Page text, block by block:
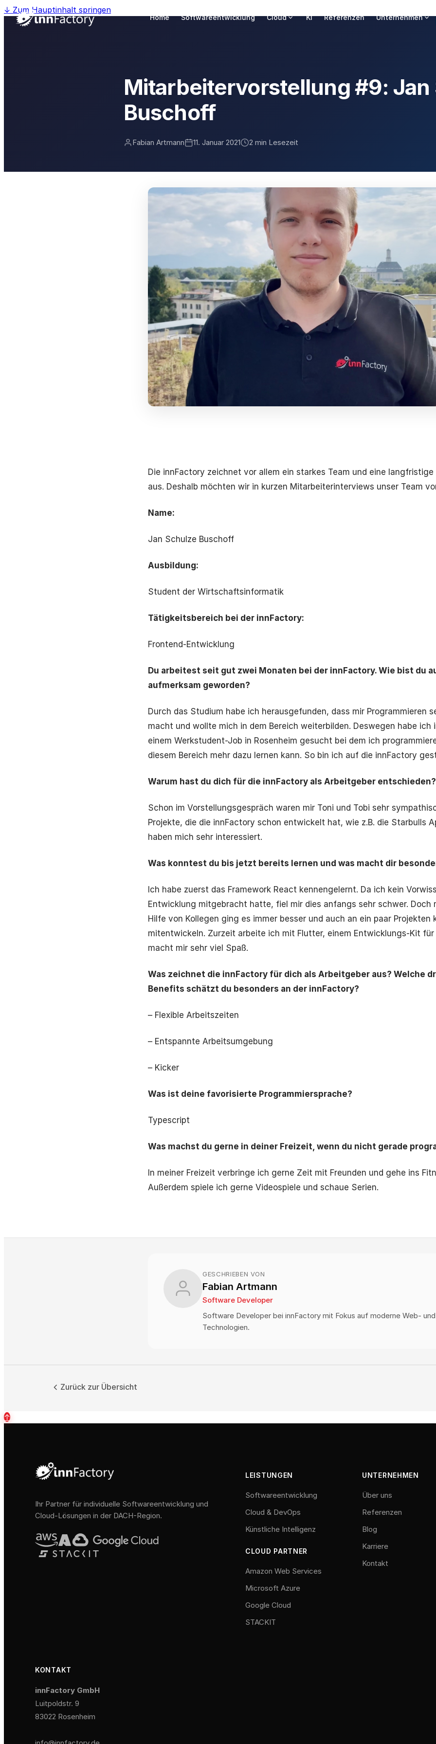
↓ Zum Hauptinhalt springen
Home Softwareentwicklung Cloud KI Referenzen Unternehmen
Mitarbeitervorstellung #9: Jan
Buschoff
Fabian Artmann 11. Januar 2021 2 min Lesezeit
Die innFactory zeichnet vor allem ein starkes Team und eine
aus. Deshalb möchten wir in kurzen Mitarbeiterinterviews unser Team
Name:
Jan Schulze Buschoff
Ausbildung:
Student der Wirtschaftsinformatik
Tätigkeitsbereich bei der innFactory:
Frontend-Entwicklung
Du arbeitest seit gut zwei Monaten bei der innFactory. Wie bist du
aufmerksam geworden?
Durch das Studium habe ich herausgefunden, dass mir Programmieren
macht und wollte mich in dem Bereich weiterbilden. Deswegen habe ich
einem Werkstudent-Job in Rosenheim gesucht bei dem ich
diesem Bereich mehr dazu lernen kann. So bin ich auf die innFactory
Warum hast du dich für die innFactory als Arbeitgeber entschieden?
Schon im Vorstellungsgespräch waren mir Toni und Tobi sehr
Projekte, die die innFactory schon entwickelt hat, wie z.B. die Starbulls
haben mich sehr interessiert.
Was konntest du bis jetzt bereits lernen und was macht dir
Ich habe zuerst das Framework React kennengelernt. Da ich kein
Entwicklung mitgebracht hatte, fiel mir dies anfangs sehr schwer. Doch
Hilfe von Kollegen ging es immer besser und auch an ein paar Projekten
mitentwickeln. Zurzeit arbeite ich mit Flutter, einem Entwicklungs-Kit für
macht mir sehr viel Spaß.
Was zeichnet die innFactory für dich als Arbeitgeber aus? Welche
Benefits schätzt du besonders an der innFactory?
– Flexible Arbeitszeiten
– Entspannte Arbeitsumgebung
– Kicker
Was ist deine favorisierte Programmiersprache?
Typescript
Was machst du gerne in deiner Freizeit, wenn du nicht gerade
In meiner Freizeit verbringe ich gerne Zeit mit Freunden und gehe ins
Außerdem spiele ich gerne Videospiele und schaue Serien.
GESCHRIEBEN VON
Fabian Artmann
Software Developer
Software Developer bei innFactory mit Fokus auf moderne Web-
Technologien.
Zurück zur Übersicht
↑
Ihr Partner für individuelle Softwareentwicklung und
Cloud-Lösungen in der DACH-Region.
LEISTUNGEN
Softwareentwicklung
Cloud & DevOps
Künstliche Intelligenz
CLOUD PARTNER
Amazon Web Services
Microsoft Azure
Google Cloud
STACKIT
UNTERNEHMEN
Über uns
Referenzen
Blog
Karriere
Kontakt
KONTAKT
innFactory GmbH
Luitpoldstr. 9
83022 Rosenheim